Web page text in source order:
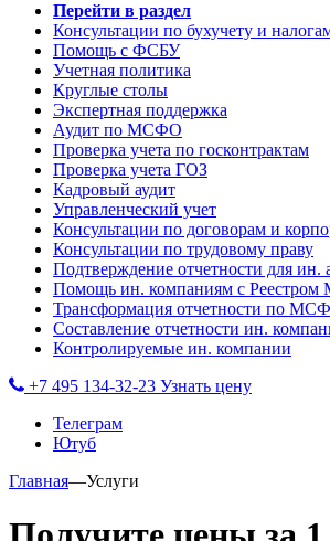
Перейти в раздел
Консультации по бухучету и
Помощь с ФСБУ
Учетная политика
Круглые столы
Экспертная поддержка
Аудит по МСФО
Проверка учета по госконтрактам
Проверка учета ГОЗ
Кадровый аудит
Управленческий учет
Консультации по договорам и
Консультации по трудовому праву
Подтверждение отчетности для ин.
Помощь ин. компаниям с
Трансформация отчетности по
Составление отчетности ин.
Контролируемые ин. компании
+7 495 134-32-23 Узнать цену
Телеграм
Ютуб
Главная—Услуги